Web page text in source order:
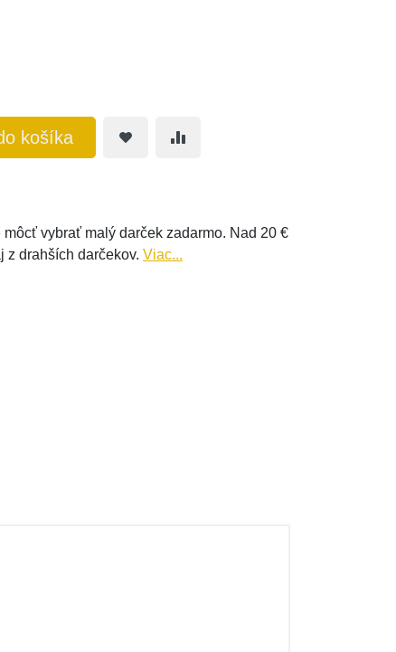
košíka
vybrať malý darček zadarmo. Nad 20 €
z drahších darčekov. Viac...